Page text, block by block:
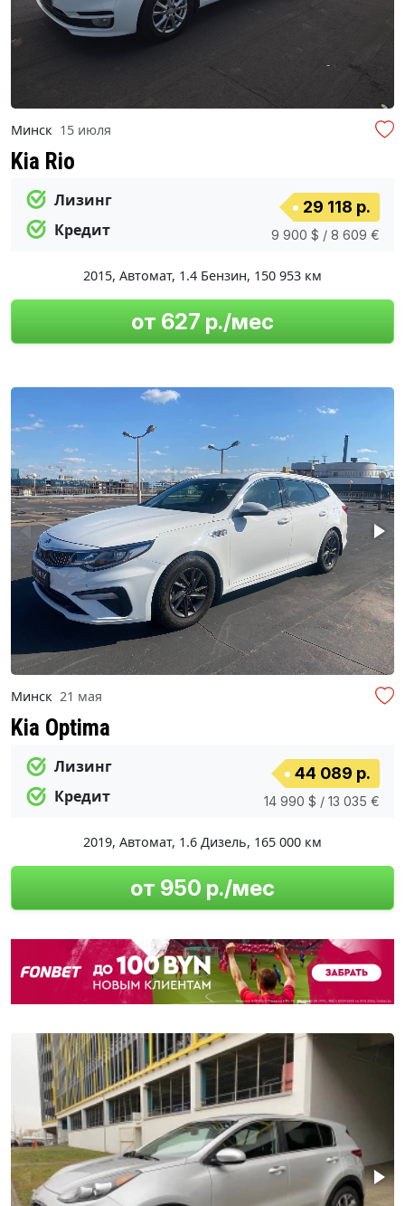
Минск 15 июля
Kia Rio
Лизинг
Кредит
29 118 р.
9 900 $ / 8 609 €
2015, Автомат, 1.4 Бензин, 150 953 км
от 627 р./мес
Минск 21 мая
Kia Optima
Лизинг
Кредит
44 089 р.
14 990 $ / 13 035 €
2019, Автомат, 1.6 Дизель, 165 000 км
от 950 р./мес